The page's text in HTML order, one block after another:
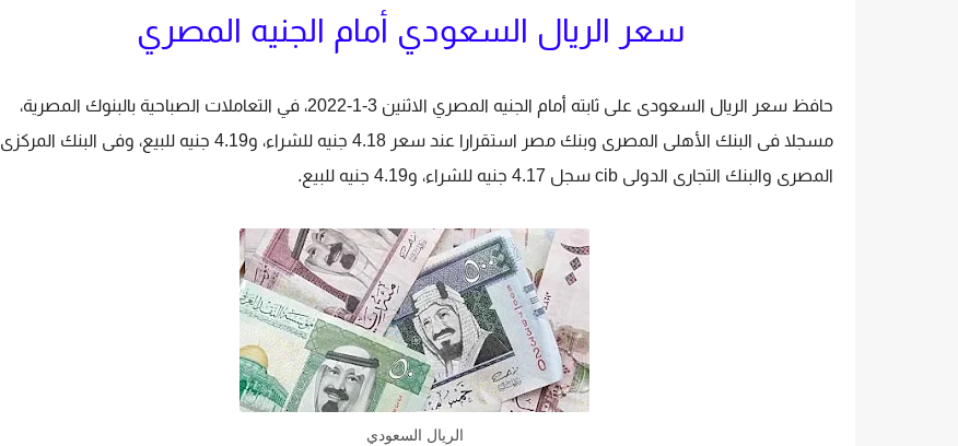
سعر الريال السعودي أمام الجنيه المصري
حافظ سعر الريال السعودى على ثابته أمام الجنيه المصري الاثنين 3-1-2022، في التعاملات الصباحية بالبنوك المصرية،
مسجلا فى البنك الأهلى المصرى وبنك مصر استقرارا عند سعر 4.18 جنيه للشراء، و4.19 جنيه للبيع، وفى البنك المركزى
المصرى والبنك التجارى الدولى cib سجل 4.17 جنيه للشراء، و4.19 جنيه للبيع.
الريال السعودي